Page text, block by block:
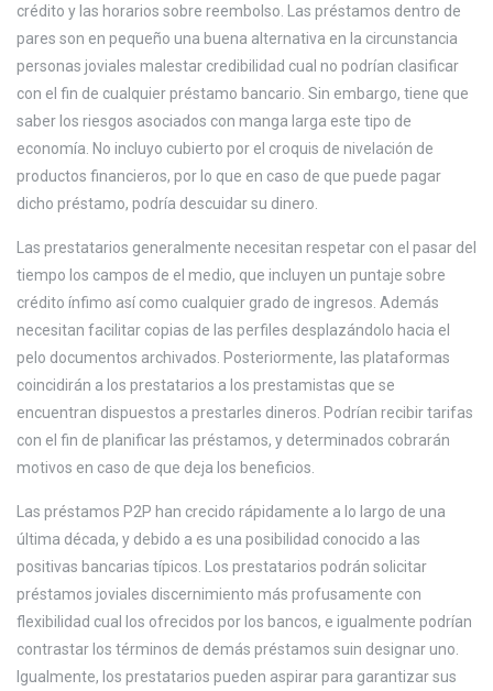
crédito y las horarios sobre reembolso. Las préstamos dentro de
pares son en pequeño una buena alternativa en la circunstancia
personas joviales malestar credibilidad cual no podrían clasificar
con el fin de cualquier préstamo bancario. Sin embargo, tiene que
saber los riesgos asociados con manga larga este tipo de
economía. No incluyo cubierto por el croquis de nivelación de
productos financieros, por lo que en caso de que puede pagar
dicho préstamo, podría descuidar su dinero.
Las prestatarios generalmente necesitan respetar con el pasar del
tiempo los campos de el medio, que incluyen un puntaje sobre
crédito ínfimo así­ como cualquier grado de ingresos. Además
necesitan facilitar copias de las perfiles desplazándolo hacia el
pelo documentos archivados. Posteriormente, las plataformas
coincidirán a los prestatarios a los prestamistas que se
encuentran dispuestos a prestarles dineros. Podrían recibir tarifas
con el fin de planificar las préstamos, y determinados cobrarán
motivos en caso de que deja los beneficios.
Las préstamos P2P han crecido rápidamente a lo largo de una
última década, y debido a es una posibilidad conocido a las
positivas bancarias tí­picos. Los prestatarios podrán solicitar
préstamos joviales discernimiento más profusamente con
flexibilidad cual los ofrecidos por los bancos, e igualmente podrían
contrastar los términos de demás préstamos suin designar uno.
Igualmente, los prestatarios pueden aspirar para garantizar sus